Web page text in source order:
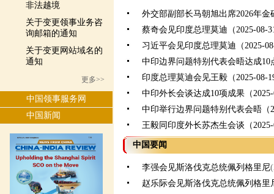
非法越境
关于变更领事业务咨
询邮箱的通知
关于变更网站域名的
通知
更多>>
中国领事服务网
中国新闻
外交部副部长马朝旭出席2026年
蔡奇会见印度总理莫迪（2025-08-
习近平会见印度总理莫迪（2025-
中印边界问题特别代表会晤达成10
印度总理莫迪会见王毅（2025-08-
中印外长会谈达成10项成果（
中印举行边界问题特别代表会晤（
王毅同印度外长苏杰生会谈（
中国要闻
李强会见斯洛伐克总统佩列格里尼
赵乐际会见斯洛伐克总统佩列格里